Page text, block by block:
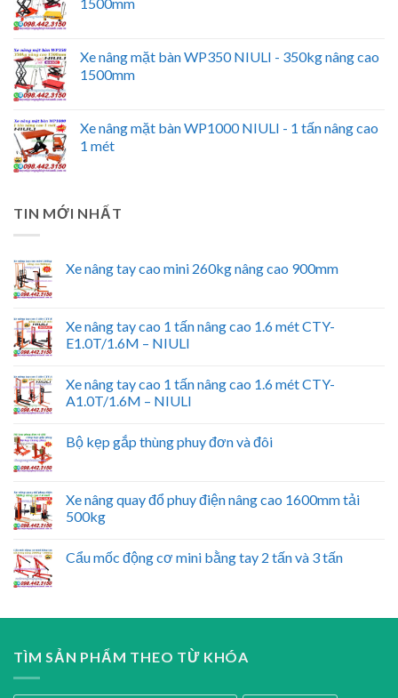
Xe nâng mặt bàn WP350 NIULI - 350kg nâng cao
1500mm
Xe nâng mặt bàn WP1000 NIULI - 1 tấn nâng cao
1 mét
TIN MỚI NHẤT
Xe nâng tay cao mini 260kg nâng cao 900mm
Xe nâng tay cao 1 tấn nâng cao 1.6 mét CTY-
E1.0T/1.6M – NIULI
Xe nâng tay cao 1 tấn nâng cao 1.6 mét CTY-
A1.0T/1.6M – NIULI
Bộ kẹp gắp thùng phuy đơn và đôi
Xe nâng quay đổ phuy điện nâng cao 1600mm tải
500kg
Cẩu mốc động cơ mini bằng tay 2 tấn và 3 tấn
TÌM SẢN PHẨM THEO TỪ KHÓA